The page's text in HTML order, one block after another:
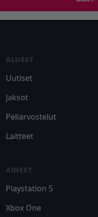
ALUEET
Uutiset
Jaksot
Peliarvostelut
Laitteet
AIHEET
Playstation 5
Xbox One